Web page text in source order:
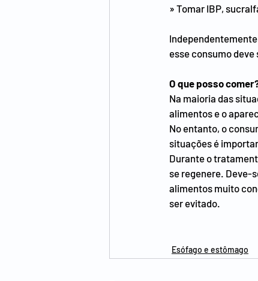
» Tomar IBP,
esse consumo
O que posso
Na maioria das
alimentos e o
No entanto, o
situações é
Durante o
se regenere. Deve-
alimentos muito
ser evitado.
Esófago e estômago